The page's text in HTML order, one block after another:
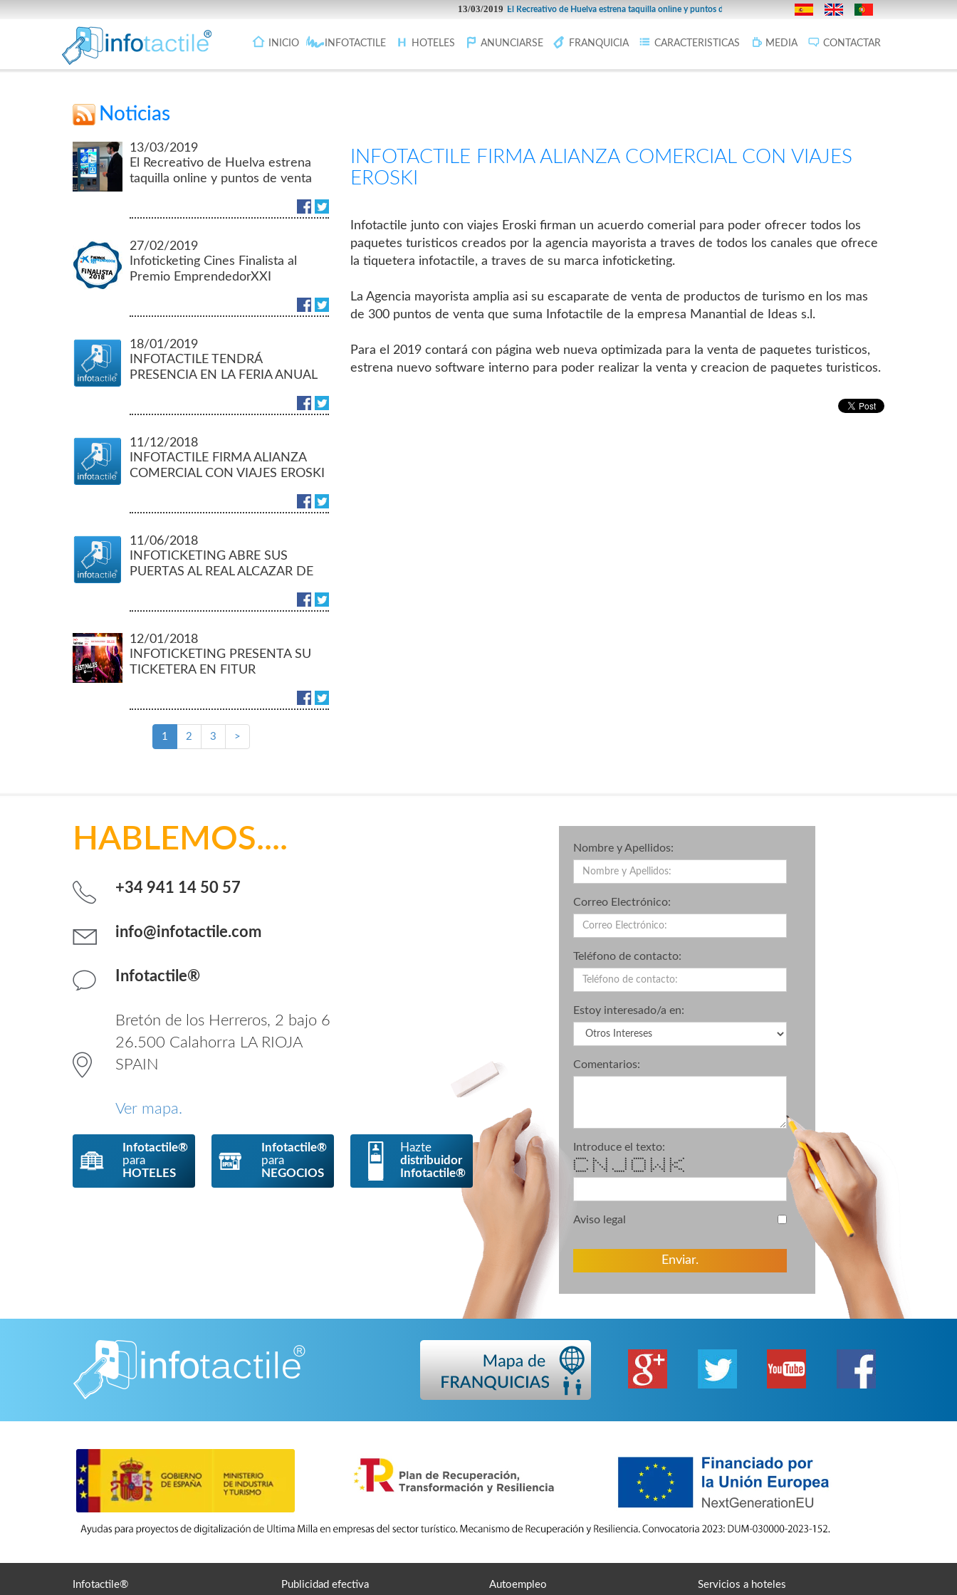
13/03/2019 El Recreativo de Huelva estrena taquilla online y puntos de venta en la provincia. 27/02/2019
INICIO INFOTACTILE HOTELES ANUNCIARSE FRANQUICIA CARACTERISTICAS MEDIA CONTACTAR
Noticias
13/03/2019
El Recreativo de Huelva estrena
taquilla online y puntos de venta
27/02/2019
Infoticketing Cines Finalista al
Premio EmprendedorXXI
18/01/2019
INFOTACTILE TENDRÁ
PRESENCIA EN LA FERIA ANUAL
11/12/2018
INFOTACTILE FIRMA ALIANZA
COMERCIAL CON VIAJES EROSKI
11/06/2018
INFOTICKETING ABRE SUS
PUERTAS AL REAL ALCAZAR DE
12/01/2018
INFOTICKETING PRESENTA SU
TICKETERA EN FITUR
1 2 3 >
INFOTACTILE FIRMA ALIANZA COMERCIAL CON VIAJES
EROSKI
Infotactile junto con viajes Eroski firman un acuerdo comerial para poder ofrecer todos los
paquetes turisticos creados por la agencia mayorista a traves de todos los canales que ofrece
la tiquetera infotactile, a traves de su marca infoticketing.
La Agencia mayorista amplia asi su escaparate de venta de productos de turismo en los mas
de 300 puntos de venta que suma Infotactile de la empresa Manantial de Ideas s.l.
Para el 2019 contará con página web nueva optimizada para la venta de paquetes turisticos,
estrena nuevo software interno para poder realizar la venta y creacion de paquetes turisticos.
HABLEMOS....
+34 941 14 50 57
info@infotactile.com
Infotactile®
Bretón de los Herreros, 2 bajo 6
26.500 Calahorra LA RIOJA
SPAIN
Ver mapa.
Infotactile®
para
HOTELES
Infotactile®
para
NEGOCIOS
Hazte
distribuidor
Infotactile®
Nombre y Apellidos:
Correo Electrónico:
Teléfono de contacto:
Estoy interesado/a en:
Comentarios:
Introduce el texto:
***** * * * ***** * * * *
* * ** * * * * * * * **
* * * * * * * * * * **
* * * * * * * * * * **
* * * * * * * * * * * * **
* * * ** * * * * ** ** * **
***** * * ***** ***** * * * *
Aviso legal
Enviar.
Infotactile® Publicidad efectiva Autoempleo Servicios a hoteles